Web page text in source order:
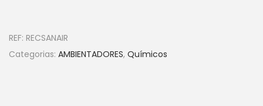
REF: RECSANAIR
Categorias: AMBIENTADORES, Químicos